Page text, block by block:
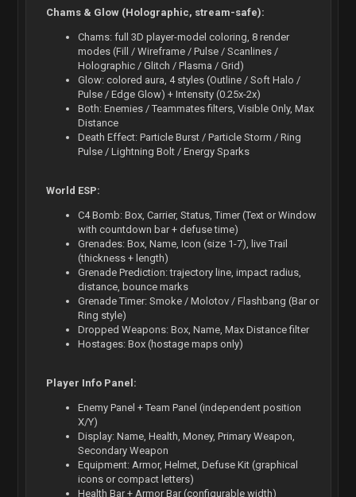
Chams & Glow (Holographic, stream-safe):
Chams: full 3D player-model coloring, 8 render
modes (Fill / Wireframe / Pulse / Scanlines /
Holographic / Glitch / Plasma / Grid)
Glow: colored aura, 4 styles (Outline / Soft Halo /
Pulse / Edge Glow) + Intensity (0.25x-2x)
Both: Enemies / Teammates filters, Visible Only, Max
Distance
Death Effect: Particle Burst / Particle Storm / Ring
Pulse / Lightning Bolt / Energy Sparks
World ESP:
C4 Bomb: Box, Carrier, Status, Timer (Text or Window
with countdown bar + defuse time)
Grenades: Box, Name, Icon (size 1-7), live Trail
(thickness + length)
Grenade Prediction: trajectory line, impact radius,
distance, bounce marks
Grenade Timer: Smoke / Molotov / Flashbang (Bar or
Ring style)
Dropped Weapons: Box, Name, Max Distance filter
Hostages: Box (hostage maps only)
Player Info Panel:
Enemy Panel + Team Panel (independent position
X/Y)
Display: Name, Health, Money, Primary Weapon,
Secondary Weapon
Equipment: Armor, Helmet, Defuse Kit (graphical
icons or compact letters)
Health Bar + Armor Bar (configurable width)